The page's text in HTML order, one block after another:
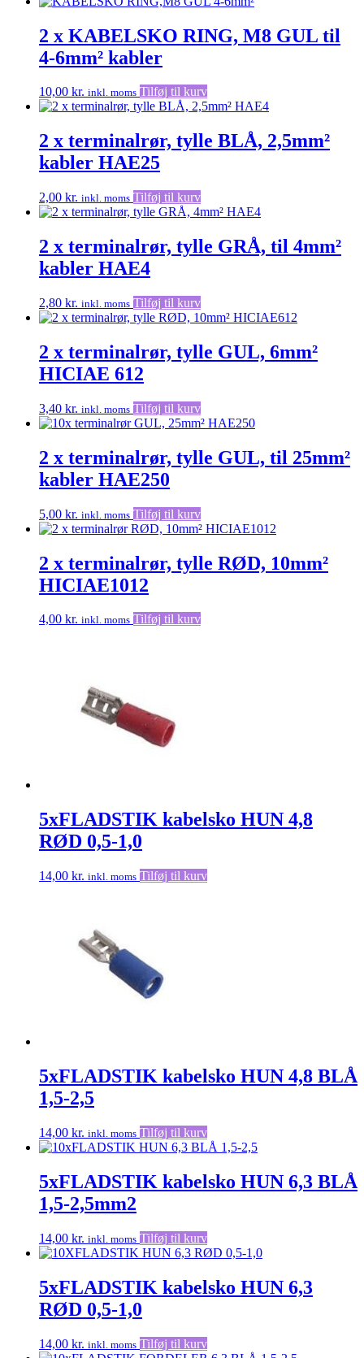
2 x KABELSKO RING, M8 GUL til
4-6mm² kabler
10,00 kr. inkl. moms Tilføj til kurv
2 x terminalrør, tylle BLÅ, 2,5mm²
kabler HAE25
2,00 kr. inkl. moms Tilføj til kurv
2 x terminalrør, tylle GRÅ, til 4mm²
kabler HAE4
2,80 kr. inkl. moms Tilføj til kurv
2 x terminalrør, tylle GUL, 6mm²
HICIAE 612
3,40 kr. inkl. moms Tilføj til kurv
2 x terminalrør, tylle GUL, til 25mm²
kabler HAE250
5,00 kr. inkl. moms Tilføj til kurv
2 x terminalrør, tylle RØD, 10mm²
HICIAE1012
4,00 kr. inkl. moms Tilføj til kurv
5xFLADSTIK kabelsko HUN 4,8
RØD 0,5-1,0
14,00 kr. inkl. moms Tilføj til kurv
5xFLADSTIK kabelsko HUN 4,8 BLÅ
1,5-2,5
14,00 kr. inkl. moms Tilføj til kurv
5xFLADSTIK kabelsko HUN 6,3 BLÅ
1,5-2,5mm2
14,00 kr. inkl. moms Tilføj til kurv
5xFLADSTIK kabelsko HUN 6,3
RØD 0,5-1,0
14,00 kr. inkl. moms Tilføj til kurv